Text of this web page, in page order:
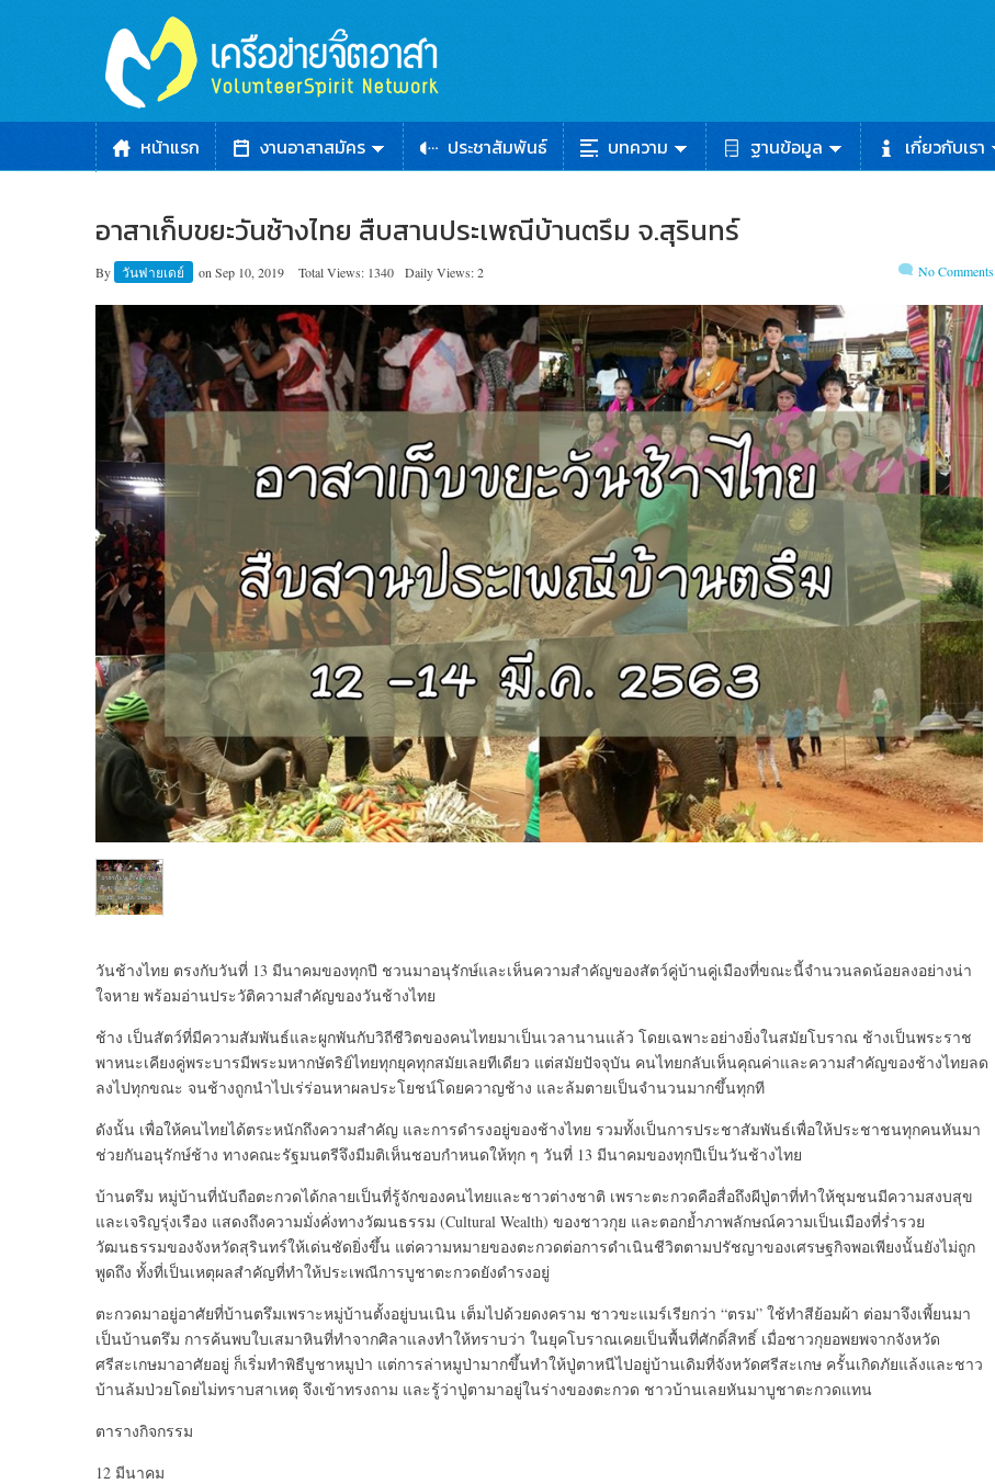
หน้าแรก งานอาสาสมัคร ประชาสัมพันธ์ บทความ ฐานข้อมูล เกี่ยวกับเรา
อาสาเก็บขยะวันช้างไทย สืบสานประเพณีบ้านตรึม จ.สุรินทร์
By วันฟายเดย์ on Sep 10, 2019 Total Views: 1340 Daily Views: 2 No Comments
วันช้างไทย ตรงกับวันที่ 13 มีนาคมของทุกปี ชวนมาอนุรักษ์และเห็นความสำคัญของสัตว์คู่บ้านคู่เมืองที่ขณะนี้จำนวนลดน้อยลงอย่างน่า
ใจหาย พร้อมอ่านประวัติความสำคัญของวันช้างไทย
ช้าง เป็นสัตว์ที่มีความสัมพันธ์และผูกพันกับวิถีชีวิตของคนไทยมาเป็นเวลานานแล้ว โดยเฉพาะอย่างยิ่งในสมัยโบราณ ช้างเป็นพระราช
พาหนะเคียงคู่พระบารมีพระมหากษัตริย์ไทยทุกยุคทุกสมัยเลยทีเดียว แต่สมัยปัจจุบัน คนไทยกลับเห็นคุณค่าและความสำคัญของช้างไทยลด
ลงไปทุกขณะ จนช้างถูกนำไปเร่ร่อนหาผลประโยชน์โดยควาญช้าง และล้มตายเป็นจำนวนมากขึ้นทุกที
ดังนั้น เพื่อให้คนไทยได้ตระหนักถึงความสำคัญ และการดำรงอยู่ของช้างไทย รวมทั้งเป็นการประชาสัมพันธ์เพื่อให้ประชาชนทุกคนหันมา
ช่วยกันอนุรักษ์ช้าง ทางคณะรัฐมนตรีจึงมีมติเห็นชอบกำหนดให้ทุก ๆ วันที่ 13 มีนาคมของทุกปีเป็นวันช้างไทย
บ้านตรึม หมู่บ้านที่นับถือตะกวดได้กลายเป็นที่รู้จักของคนไทยและชาวต่างชาติ เพราะตะกวดคือสื่อถึงผีปู่ตาที่ทำให้ชุมชนมีความสงบสุข
และเจริญรุ่งเรือง แสดงถึงความมั่งคั่งทางวัฒนธรรม (Cultural Wealth) ของชาวกุย และตอกย้ำภาพลักษณ์ความเป็นเมืองที่ร่ำรวย
วัฒนธรรมของจังหวัดสุรินทร์ให้เด่นชัดยิ่งขึ้น แต่ความหมายของตะกวดต่อการดำเนินชีวิตตามปรัชญาของเศรษฐกิจพอเพียงนั้นยังไม่ถูก
พูดถึง ทั้งที่เป็นเหตุผลสำคัญที่ทำให้ประเพณีการบูชาตะกวดยังดำรงอยู่
ตะกวดมาอยู่อาศัยที่บ้านตรึมเพราะหมู่บ้านตั้งอยู่บนเนิน เต็มไปด้วยดงคราม ชาวขะแมร์เรียกว่า “ตรม” ใช้ทำสีย้อมผ้า ต่อมาจึงเพี้ยนมา
เป็นบ้านตรึม การค้นพบใบเสมาหินที่ทำจากศิลาแลงทำให้ทราบว่า ในยุคโบราณเคยเป็นพื้นที่ศักดิ์สิทธิ์ เมื่อชาวกุยอพยพจากจังหวัด
ศรีสะเกษมาอาศัยอยู่ ก็เริ่มทำพิธีบูชาหมูป่า แต่การล่าหมูป่ามากขึ้นทำให้ปู่ตาหนีไปอยู่บ้านเดิมที่จังหวัดศรีสะเกษ ครั้นเกิดภัยแล้งและชาว
บ้านล้มป่วยโดยไม่ทราบสาเหตุ จึงเข้าทรงถาม และรู้ว่าปู่ตามาอยู่ในร่างของตะกวด ชาวบ้านเลยหันมาบูชาตะกวดแทน
ตารางกิจกรรม
12 มีนาคม